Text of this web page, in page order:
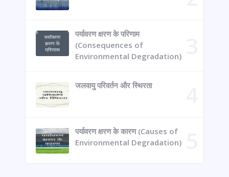
पर्यावरण क्षरण के परिणाम
(Consequences of
Environmental Degradation)
जलवायु परिवर्तन और स्थिरता
पर्यावरण क्षरण के कारण (Causes of
Environmental Degradation)